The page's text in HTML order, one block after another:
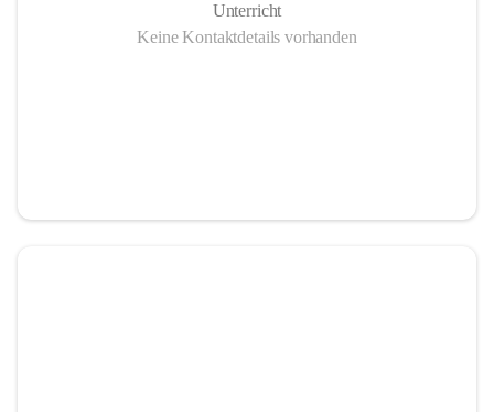
Unterricht
Keine Kontaktdetails vorhanden